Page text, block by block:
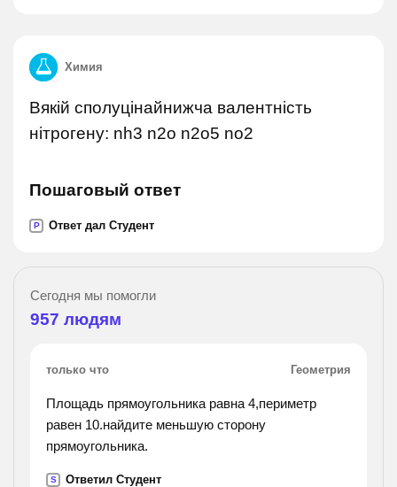
Химия
Вякій сполуцінайнижча валентність
нітрогену: nh3 n2o n2o5 no2
Пошаговый ответ
P Ответ дал Студент
Сегодня мы помогли
957 людям
только что Геометрия
Площадь прямоугольника равна 4,периметр
равен 10.найдите меньшую сторону
прямоугольника.
S Ответил Студент